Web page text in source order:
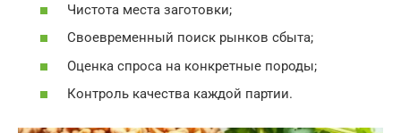
Чистота места заготовки;
Своевременный поиск рынков сбыта;
Оценка спроса на конкретные породы;
Контроль качества каждой партии.